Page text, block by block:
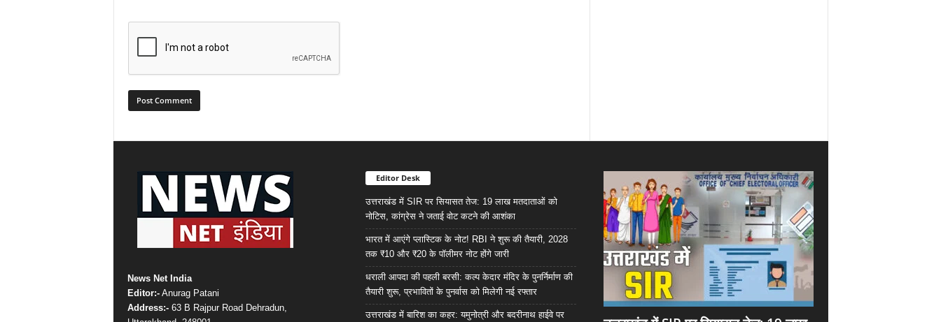
News Net India
Editor:-Anurag Patani
Address:-63 B Rajpur Road Dehradun,
Editor Desk
उत्तराखंड में SIR पर सियासत तेज: 19 लाख मतदाताओं को
नोटिस, कांग्रेस ने जताई वोट कटने की आशंका
भारत में आएंगे प्लास्टिक के नोट! RBI ने शुरू की तैयारी, 2028
तक ₹10 और ₹20 के पॉलीमर नोट होंगे जारी
धराली आपदा की पहली बरसी: कल्प केदार मंदिर के पुनर्निर्माण की
तैयारी शुरू, प्रभावितों के पुनर्वास को मिलेगी नई रफ्तार
उत्तराखंड में बारिश का कहर: यमुनोत्री और बदरीनाथ हाईवे पर